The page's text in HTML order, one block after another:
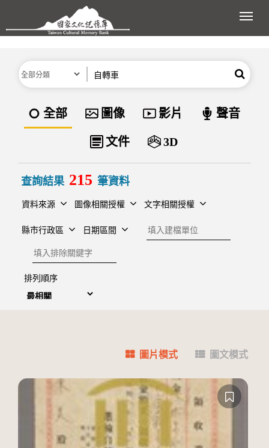
跳到主要內容區塊
展
分類 搜尋
資料類型
全部 圖像 影片 聲音
文件 3D
查詢結果 215 筆資料
資料來源 圖像相關授權 文字相關授權
縣市行政區 日期區間
建檔單位
排除關鍵字
排列順序
圖片模式 圖文模式